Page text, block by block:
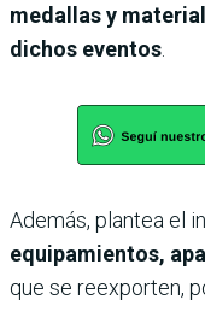
medallas y
dichos eventos
Además, plantea el
equipamientos,
que se reexporten,